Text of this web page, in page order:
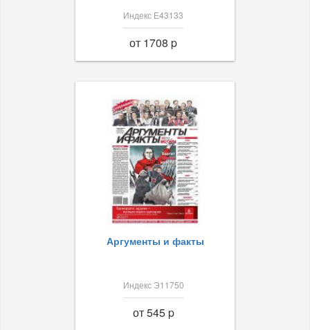
Индекс Е43133
от 1708 p
Аргументы и факты
Индекс Э11750
от 545 p